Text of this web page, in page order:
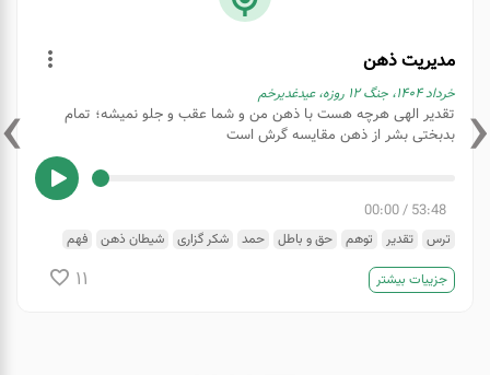
مدیریت ذهن
خرداد ۱۴۰۴، جنگ ۱۲ روزه، عیدغدیرخم
تقدیر الهی هرچه هست با ذهن من و شما عقب و جلو نمیشه؛ تمام
بدبختی بشر از ذهن مقایسه گرش است
53:48
/
00:00
ترس تقدیر توهم حق و باطل حمد شکر گزاری شیطان ذهن
فهم
مدیریت ذهن
مرگ
جزییات بیشتر 11
‹
›